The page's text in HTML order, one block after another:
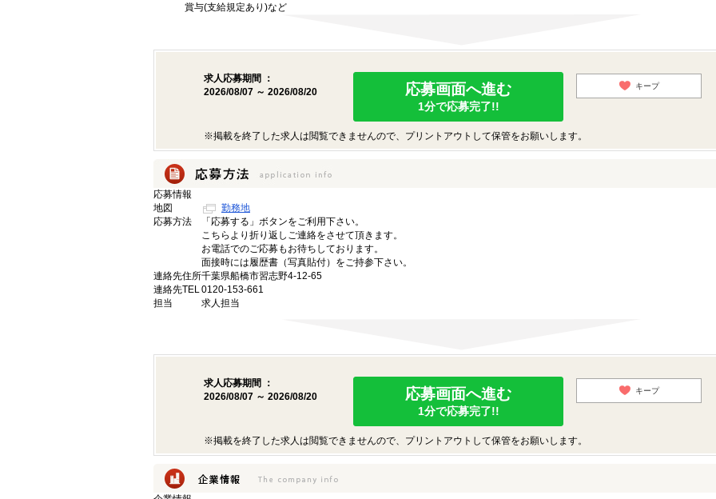
賞与(支給規定あり)など
求人応募期間 ：
2026/08/07 ～ 2026/08/20
応募画面へ進む
1分で応募完了!!
キープ
※掲載を終了した求人は閲覧できませんので、プリントアウトして保管をお願いします。
応募情報
地図
勤務地
応募方法
「応募する」ボタンをご利用下さい。
こちらより折り返しご連絡をさせて頂きます。
お電話でのご応募もお待ちしております。
面接時には履歴書（写真貼付）をご持参下さい。
連絡先住所千葉県船橋市習志野4-12-65
連絡先TEL0120-153-661
担当
求人担当
求人応募期間 ：
2026/08/07 ～ 2026/08/20
応募画面へ進む
1分で応募完了!!
キープ
※掲載を終了した求人は閲覧できませんので、プリントアウトして保管をお願いします。